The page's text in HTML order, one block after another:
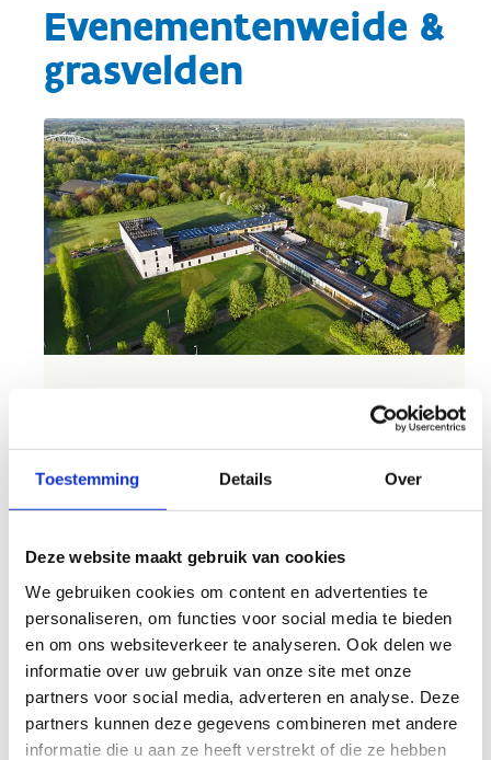
Toestemming Details Over
Deze website maakt gebruik van cookies
We gebruiken cookies om content en advertenties te
personaliseren, om functies voor social media te bieden
en om ons websiteverkeer te analyseren. Ook delen we
informatie over uw gebruik van onze site met onze
partners voor social media, adverteren en analyse. Deze
partners kunnen deze gegevens combineren met andere
informatie die u aan ze heeft verstrekt of die ze hebben
Evenementenweide &
grasvelden
Evenementenweide: 30 x 30m
Grasveld sportverblijf: 60 x 60m
Heb je interesse om een of meerdere van deze
locaties te huren? Aarzel niet om ons te
contacteren voor meer informatie.